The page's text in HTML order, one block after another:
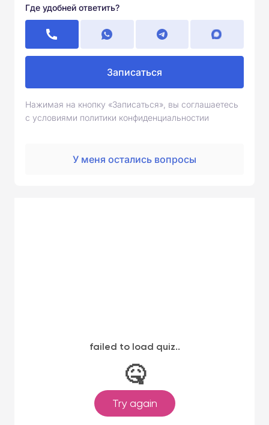
Где удобней ответить?
Записаться
Нажимая на кнопку «Записаться», вы соглашаетесь
с условиями политики конфиденциальностии
У меня остались вопросы